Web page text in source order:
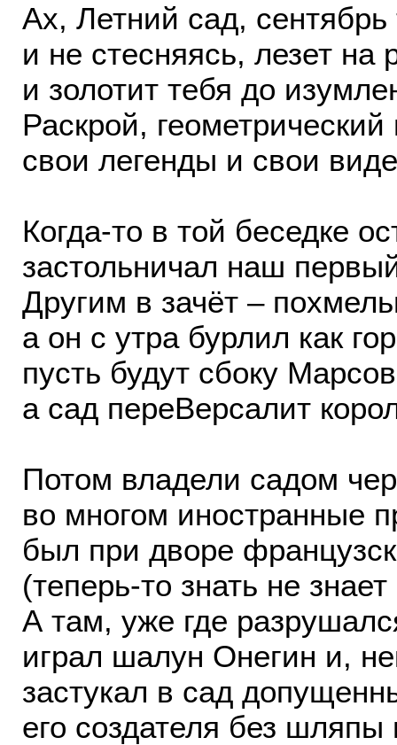
Ах, Летний сад, сентябрь
и не стесняясь, лезет на
и золотит тебя до
Раскрой,
свои легенды и свои
Когда-то в той беседке
застольничал наш
Другим в зачёт –
а он с утра бурлил как
пусть будут сбоку
а сад переВерсалит
Потом владели садом
во многом иностранные
был при дворе
(теперь-то знать не
А там, уже где
играл шалун Онегин и,
застукал в сад
его создателя без шляпы